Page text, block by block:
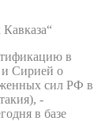
в
и Сирией о
сил РФ в
-
в базе